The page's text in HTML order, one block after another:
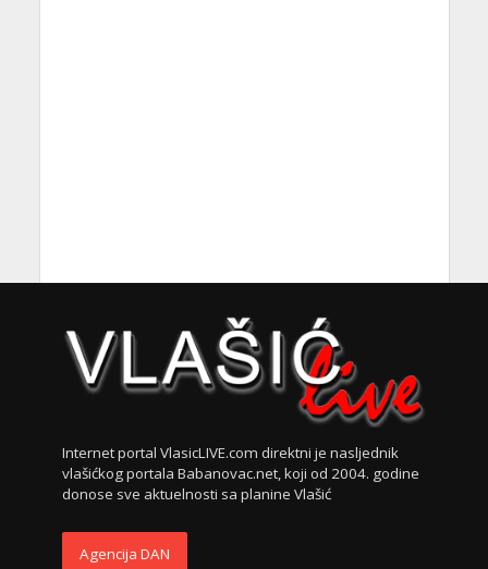
Internet portal VlasicLIVE.com direktni je nasljednik
vlašićkog portala Babanovac.net, koji od 2004. godine
donose sve aktuelnosti sa planine Vlašić
Agencija DAN